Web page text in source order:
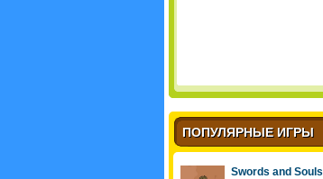
ПОПУЛЯРНЫЕ ИГРЫ
Swords and Souls